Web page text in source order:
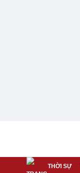
THỜI SỰ